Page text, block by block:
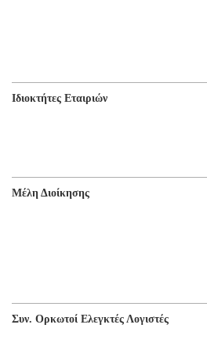
Ιδιοκτήτες Εταιριών
Μέλη Διοίκησης
Συν. Ορκωτοί Ελεγκτές Λογιστές